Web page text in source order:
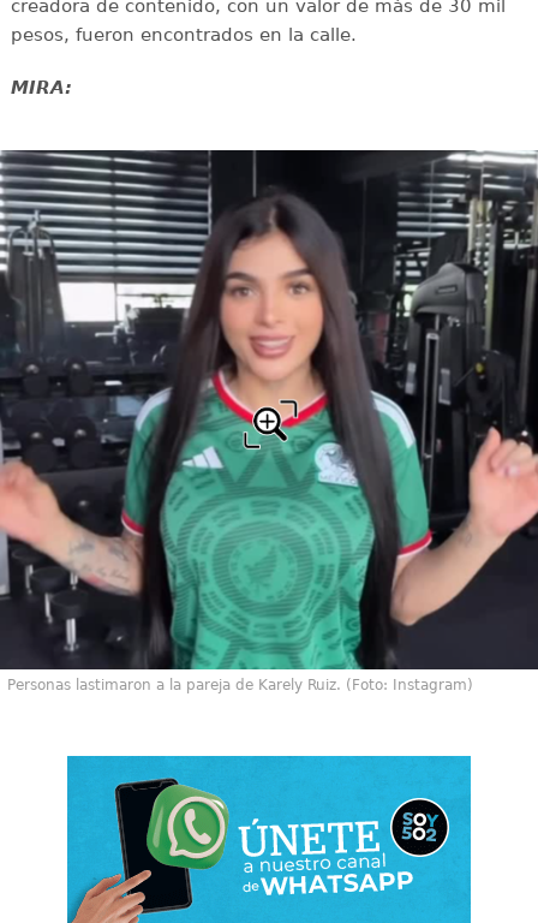
creadora de contenido, con un valor de más de 30 mil
pesos, fueron encontrados en la calle.
MIRA:
Personas lastimaron a la pareja de Karely Ruiz. (Foto: Instagram)